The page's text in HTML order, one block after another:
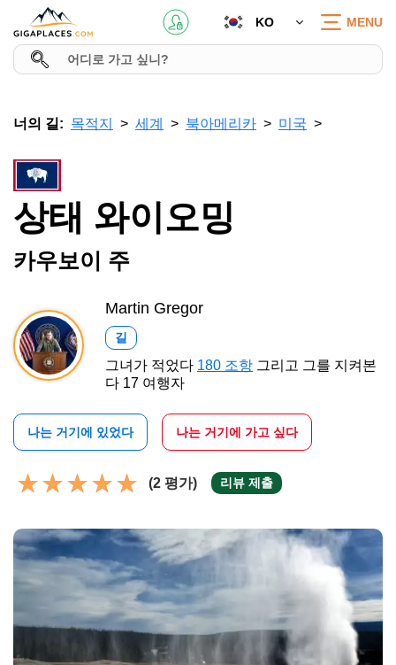
KO MENU
너의 길: 목적지 세계 북아메리카 미국
상태 와이오밍
카우보이 주
Martin Gregor
길
그녀가 적었다 180 조항 그리고 그를 지켜본
다 17 여행자
나는 거기에 있었다 나는 거기에 가고 싶다
(2 평가) 리뷰 제출